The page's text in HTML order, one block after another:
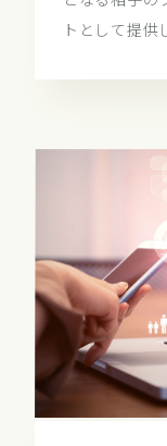
トとして提供